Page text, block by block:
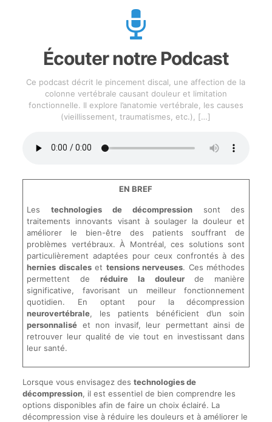
Écouter notre Podcast
Ce podcast décrit le pincement discal, une affection de la
colonne vertébrale causant douleur et limitation
fonctionnelle. Il explore l’anatomie vertébrale, les causes
(vieillissement, traumatismes, etc.),
[…]
EN BREF
Lestechnologies de décompressionsont des
traitements innovants visant à soulager la douleur et
améliorer le bien-être des patients souffrant de
problèmes vertébraux. À Montréal, ces solutions sont
particulièrement adaptées pour ceux confrontés à des
hernies discaleset tensions nerveuses. Ces méthodes
permettent de réduire la douleurde manière
significative, favorisant un meilleur fonctionnement
quotidien. En optant pour la décompression
neurovertébrale, les patients bénéficient d’un soin
personnalisé et non invasif, leur permettant ainsi de
retrouver leur qualité de vie tout en investissant dans
leur santé.
Lorsque vous envisagez des technologies de
décompression, il est essentiel de bien comprendre les
options disponibles afin de faire un choix éclairé. La
décompression vise à réduire les douleurs et à améliorer le